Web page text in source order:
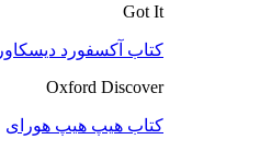
Got It
کتاب آکسفورد دیسکاور
Oxford Discover
کتاب هیپ هیپ هورای